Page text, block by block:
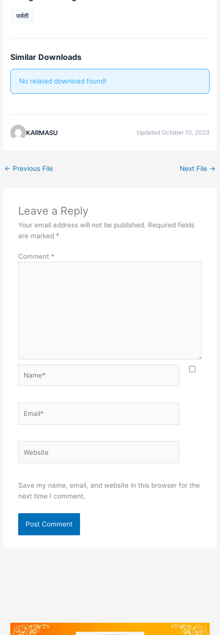
पार्वती
Similar Downloads
No related download found!
KARMASU Updated October 10, 2023
← Previous File Next File →
Leave a Reply
Your email address will not be published. Required fields
are marked *
Comment *
Save my name, email, and website in this browser for the
next time I comment.